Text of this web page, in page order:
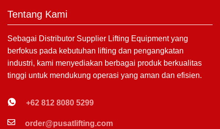
Tentang Kami
Sebagai Distributor Supplier Lifting Equipment yang
berfokus pada kebutuhan lifting dan pengangkatan
industri, kami menyediakan berbagai produk berkualitas
tinggi untuk mendukung operasi yang aman dan efisien.
+62 812 8080 5299
order@pusatlifting.com